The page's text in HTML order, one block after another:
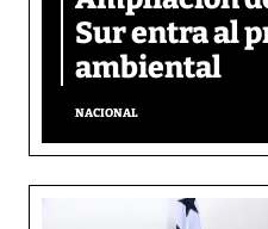
Sur entra al
ambiental
NACIONAL